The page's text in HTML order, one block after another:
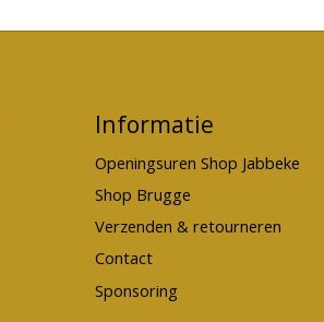
Informatie
Openingsuren Shop Jabbeke
Shop Brugge
Verzenden & retourneren
Contact
Sponsoring